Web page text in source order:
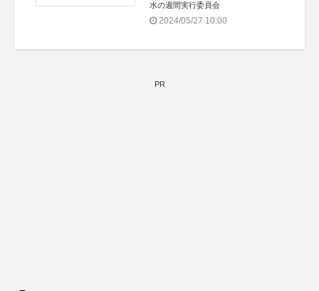
水の週間実行委員会
2024/05/27 10:00
PR